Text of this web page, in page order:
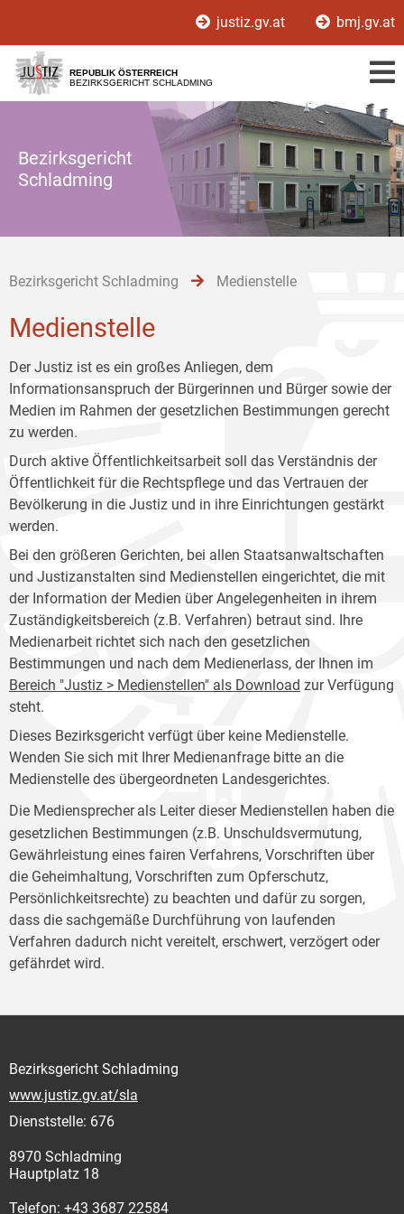
[1]
[2]
[3]
justiz.gv.at bmj.gv.at
REPUBLIK ÖSTERREICH
BEZIRKSGERICHT SCHLADMING
Bezirksgericht
Schladming
Bezirksgericht Schladming Medienstelle
Medienstelle
Der Justiz ist es ein großes Anliegen, dem
Informationsanspruch der Bürgerinnen und Bürger sowie der
Medien im Rahmen der gesetzlichen Bestimmungen gerecht
zu werden.
Durch aktive Öffentlichkeitsarbeit soll das Verständnis der
Öffentlichkeit für die Rechtspflege und das Vertrauen der
Bevölkerung in die Justiz und in ihre Einrichtungen gestärkt
werden.
Bei den größeren Gerichten, bei allen Staatsanwaltschaften
und Justizanstalten sind Medienstellen eingerichtet, die mit
der Information der Medien über Angelegenheiten in ihrem
Zuständigkeitsbereich (z.B. Verfahren) betraut sind. Ihre
Medienarbeit richtet sich nach den gesetzlichen
Bestimmungen und nach dem Medienerlass, der Ihnen im
Bereich "Justiz > Medienstellen" als Download zur Verfügung
steht.
Dieses Bezirksgericht verfügt über keine Medienstelle.
Wenden Sie sich mit Ihrer Medienanfrage bitte an die
Medienstelle des übergeordneten Landesgerichtes.
Die Mediensprecherals Leiter dieser Medienstellen haben die
gesetzlichen Bestimmungen (z.B. Unschuldsvermutung,
Gewährleistung eines fairen Verfahrens, Vorschriften über
die Geheimhaltung, Vorschriften zum Opferschutz,
Persönlichkeitsrechte) zu beachten und dafür zu sorgen,
dass die sachgemäße Durchführung von laufenden
Verfahren dadurch nicht vereitelt, erschwert, verzögert oder
gefährdet wird.
Bezirksgericht Schladming
www.justiz.gv.at/sla
Dienststelle: 676
8970 Schladming
Hauptplatz 18
Telefon: +43 3687 22584